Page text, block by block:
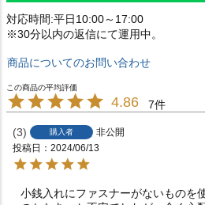
対応時間:平日10:00～17:00
※30分以内の返信にて運用中。
商品についてのお問い合わせ
4.86 7
3 購入者
非公開
投稿日
2024/06/13
小銭入れにファスナーがないものを